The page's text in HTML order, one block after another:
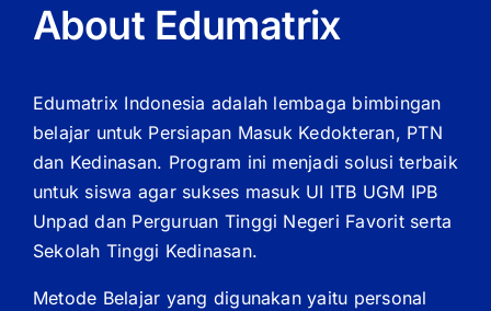
About Edumatrix
Edumatrix Indonesia adalah lembaga bimbingan
belajar untuk Persiapan Masuk Kedokteran, PTN
dan Kedinasan. Program ini menjadi solusi terbaik
untuk siswa agar sukses masuk UI ITB UGM IPB
Unpad dan Perguruan Tinggi Negeri Favorit serta
Sekolah Tinggi Kedinasan.
Metode Belajar yang digunakan yaitu personal